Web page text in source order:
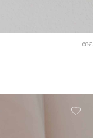
68€